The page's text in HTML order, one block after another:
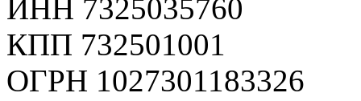
ИНН 7325035760
КПП 732501001
ОГРН 1027301183326